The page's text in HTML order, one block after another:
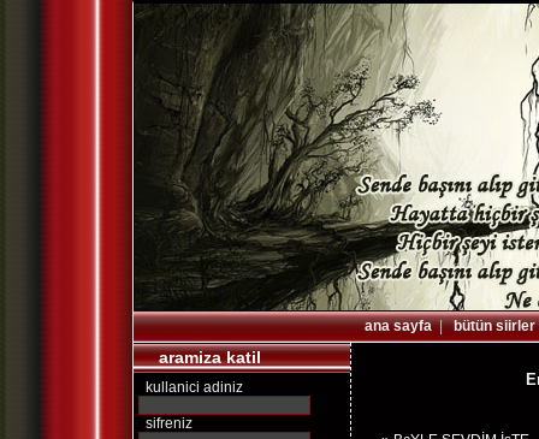
ana sayfa|bütün siirler
aramiza katil
kullanici adiniz
sifreniz